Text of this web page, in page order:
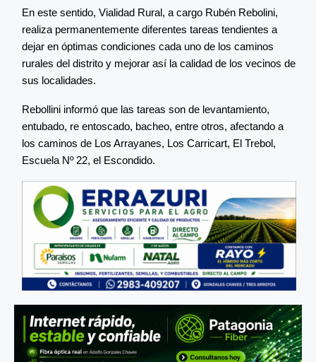
En este sentido, Vialidad Rural, a cargo Rubén Rebolini,
realiza permanentemente diferentes tareas tendientes a
dejar en óptimas condiciones cada uno de los caminos
rurales del distrito y mejorar así la calidad de los vecinos de
sus localidades.
Rebollini informó que las tareas son de levantamiento,
entubado, re entoscado, bacheo, entre otros, afectando a
los caminos de Los Arrayanes, Los Carricart, El Trebol,
Escuela Nº 22, el Escondido.